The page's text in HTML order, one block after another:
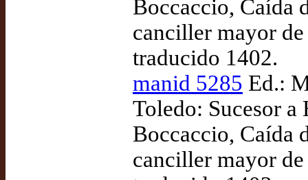
Boccaccio, Caída
canciller mayor
traducido 1402.
manid 5285 Ed.:
Toledo: Sucesor
Boccaccio, Caída
canciller mayor